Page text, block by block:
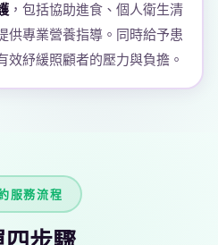
，包括協助進食、個人衛生清
供專業營養指導。同時給予患
效紓緩照顧者的壓力與負擔。
服務流程